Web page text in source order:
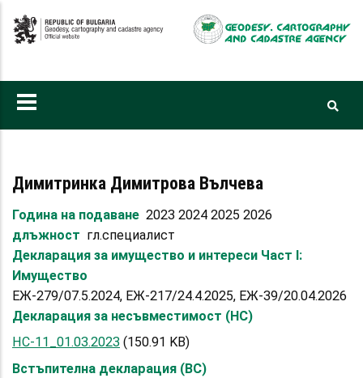
Димитринка Димитрова Вълчева
Година на подаване 2023 2024 2025 2026
длъжност гл.специалист
Декларация за имущество и интереси Част I:
Имущество
ЕЖ-279/07.5.2024, ЕЖ-217/24.4.2025, ЕЖ-39/20.04.2026
Декларация за несъвместимост (НС)
НС-11_01.03.2023 (150.91 KB)
Встъпителна декларация (ВС)